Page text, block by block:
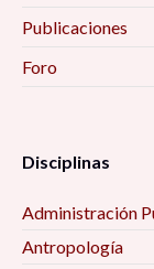
Publicaciones
Foro
Disciplinas
Administración
Antropología